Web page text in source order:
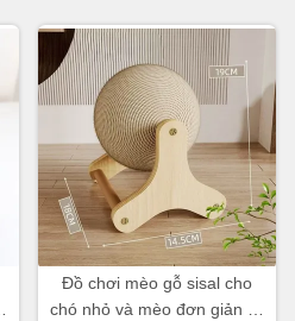
Đồ chơi mèo gỗ sisal cho
chó nhỏ và mèo đơn giản và